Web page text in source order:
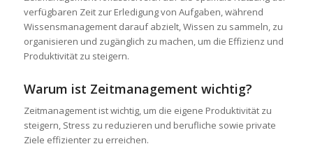
verfügbaren Zeit zur Erledigung von Aufgaben, während
Wissensmanagement darauf abzielt, Wissen zu sammeln, zu
organisieren und zugänglich zu machen, um die Effizienz und
Produktivität zu steigern.
Warum ist Zeitmanagement wichtig?
Zeitmanagement ist wichtig, um die eigene Produktivität zu
steigern, Stress zu reduzieren und berufliche sowie private
Ziele effizienter zu erreichen.